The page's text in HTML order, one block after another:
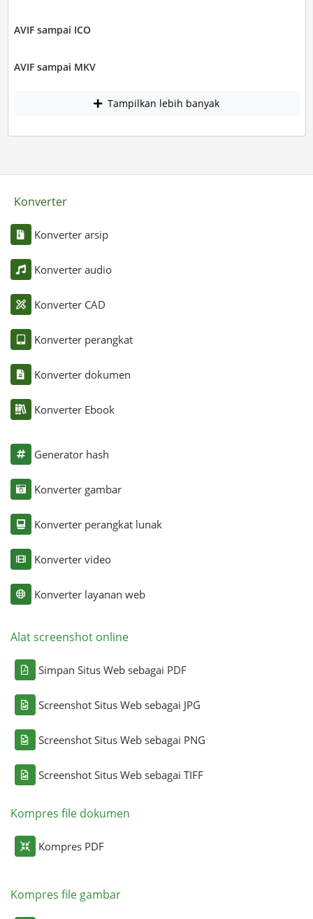
AVIF sampai ICO
AVIF sampai MKV
Tampilkan lebih banyak
Konverter
Konverter arsip
Konverter audio
Konverter CAD
Konverter perangkat
Konverter dokumen
Konverter Ebook
Generator hash
Konverter gambar
Konverter perangkat lunak
Konverter video
Konverter layanan web
Alat screenshot online
Simpan Situs Web sebagai PDF
Screenshot Situs Web sebagai JPG
Screenshot Situs Web sebagai PNG
Screenshot Situs Web sebagai TIFF
Kompres file dokumen
Kompres PDF
Kompres file gambar